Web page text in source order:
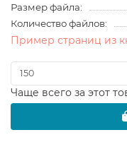
Размер файла:
Количество файлов:
Пример страниц из
Чаще всего за этот